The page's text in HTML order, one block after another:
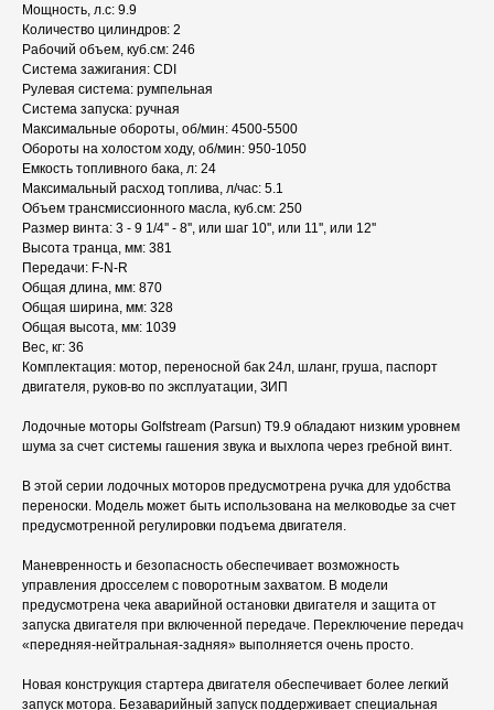
Мощность, л.с: 9.9
Количество цилиндров: 2
Рабочий объем, куб.см: 246
Система зажигания: CDI
Рулевая система: румпельная
Система запуска: ручная
Максимальные обороты, об/мин: 4500-5500
Обороты на холостом ходу, об/мин: 950-1050
Емкость топливного бака, л: 24
Максимальный расход топлива, л/час: 5.1
Объем трансмиссионного масла, куб.см: 250
Размер винта: 3 - 9 1/4'' - 8'', или шаг 10'', или 11'', или 12''
Высота транца, мм: 381
Передачи: F-N-R
Общая длина, мм: 870
Общая ширина, мм: 328
Общая высота, мм: 1039
Вес, кг: 36
Комплектация: мотор, переносной бак 24л, шланг, груша, паспорт
двигателя, руков-во по эксплуатации, ЗИП
Лодочные моторы Golfstream (Parsun) T9.9 обладают низким уровнем
шума за счет системы гашения звука и выхлопа через гребной винт.
В этой серии лодочных моторов предусмотрена ручка для удобства
переноски. Модель может быть использована на мелководье за счет
предусмотренной регулировки подъема двигателя.
Маневренность и безопасность обеспечивает возможность
управления дросселем с поворотным захватом. В модели
предусмотрена чека аварийной остановки двигателя и защита от
запуска двигателя при включенной передаче. Переключение передач
«передняя-нейтральная-задняя» выполняется очень просто.
Новая конструкция стартера двигателя обеспечивает более легкий
запуск мотора. Безаварийный запуск поддерживает специальная